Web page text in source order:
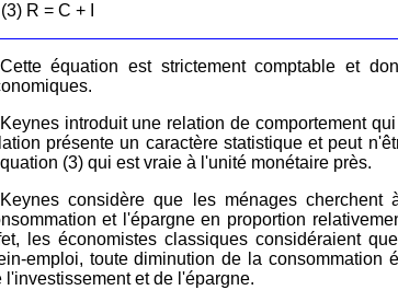
(3) R = C + I
Cette équation est strictement comptable et
Keynes introduit une relation de comportement
présente un caractère statistique et peut
(3) qui est vraie à l'unité monétaire près.
Keynes considère que les ménages
et l'épargne en proportion
les économistes classiques considéraient
emploi, toute diminution de la consommation
l'investissement et de l'épargne.